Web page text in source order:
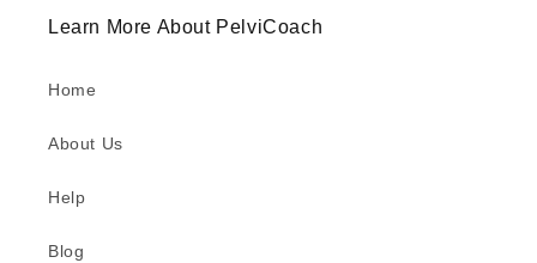
Learn More About PelviCoach
Home
About Us
Help
Blog